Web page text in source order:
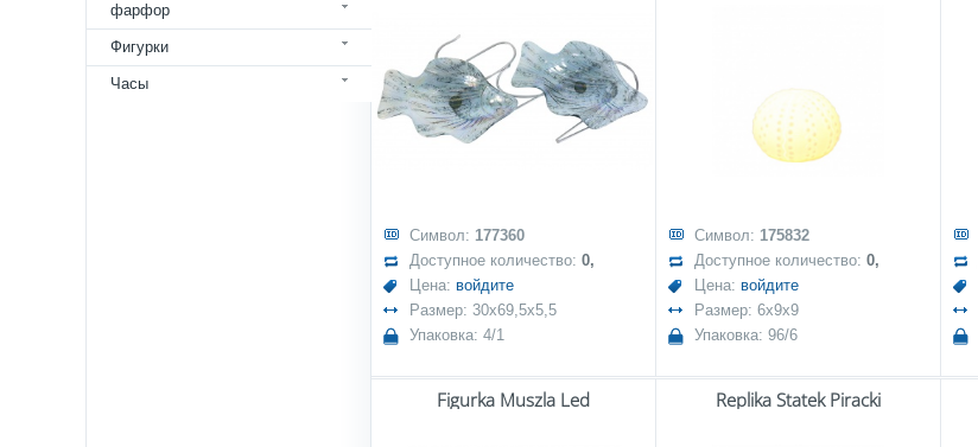
фарфор
Фигурки
Часы
Символ: 177360
Доступное количество: 0,
Цена: войдите
Размер: 30x69,5x5,5
Упаковка: 4/1
Символ: 175832
Доступное количество: 0,
Цена: войдите
Размер: 6x9x9
Упаковка: 96/6
Figurka Muszla Led Replika Statek Piracki